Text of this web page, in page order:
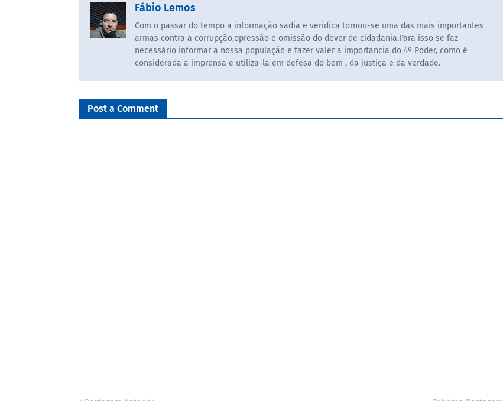
Fábio Lemos
Com o passar do tempo a informação sadia e veridica tornou-se uma das mais importantes
armas contra a corrupção,opressão e omissão do dever de cidadania.Para isso se faz
necessário informar a nossa população e fazer valer a importancia do 4º Poder, como é
considerada a imprensa e utiliza-la em defesa do bem , da justiça e da verdade.
Post a Comment